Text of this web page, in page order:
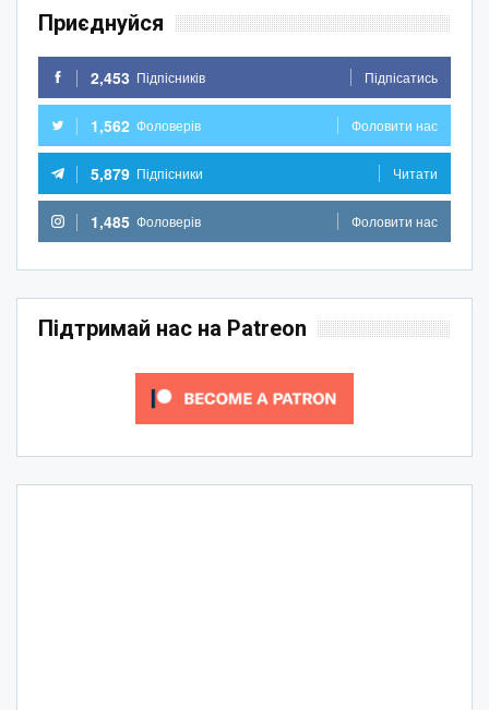
Приєднуйся
2,453 Підпісників Підпісатись
1,562 Фоловерів Фоловити нас
5,879 Підпісники Читати
1,485 Фоловерів Фоловити нас
Підтримай нас на Patreon